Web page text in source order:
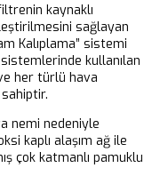
kaynaklı
sağlayan
Kalıplama” sistemi
kullanılan
her türlü hava
nemi nedeniyle
kaplı alaşım ağ ile
çok katmanlı pamuklu